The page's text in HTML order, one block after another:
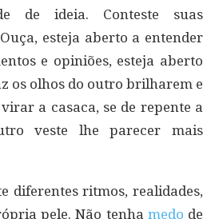
de ideia. Conteste suas
esteja aberto a entender
e opiniões, esteja aberto
os olhos do outro brilharem e
a casaca, se de repente a
veste lhe parecer mais
diferentes ritmos, realidades,
pele. Não tenha medo de